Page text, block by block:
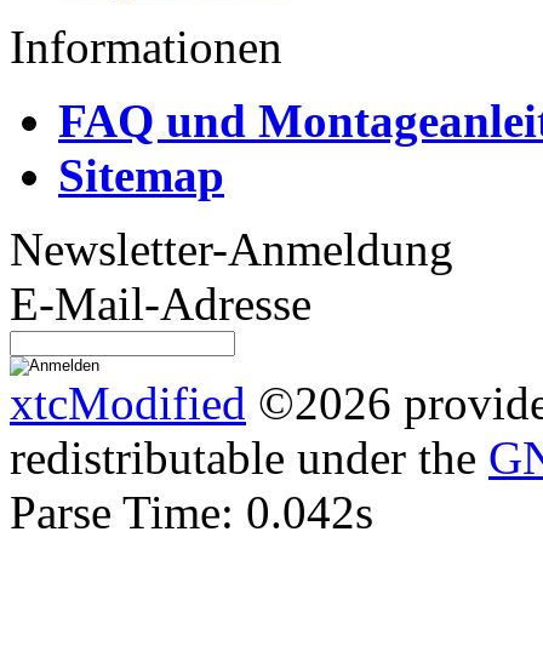
Informationen
FAQ und
Sitemap
Newsletter-Anmeldung
E-Mail-Adresse
xtcModified ©2026
redistributable under the
Parse Time: 0.042s